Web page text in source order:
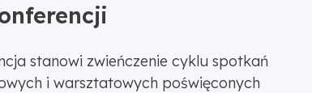
stanowi zwieńczenie cyklu spotkań
i warsztatowych poświęconych